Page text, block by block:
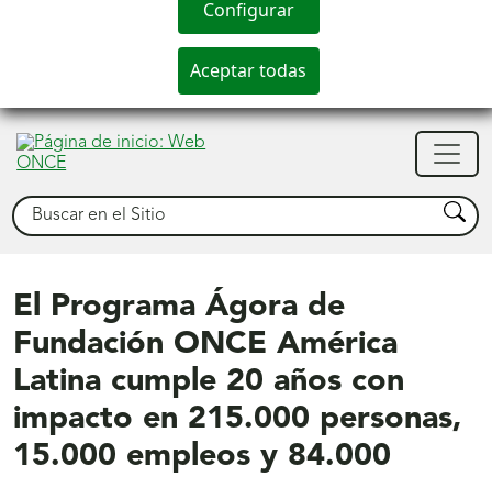
Buscar Buscar
El Programa Ágora de
Fundación ONCE América
Latina cumple 20 años con
impacto en 215.000 personas,
15.000 empleos y 84.000